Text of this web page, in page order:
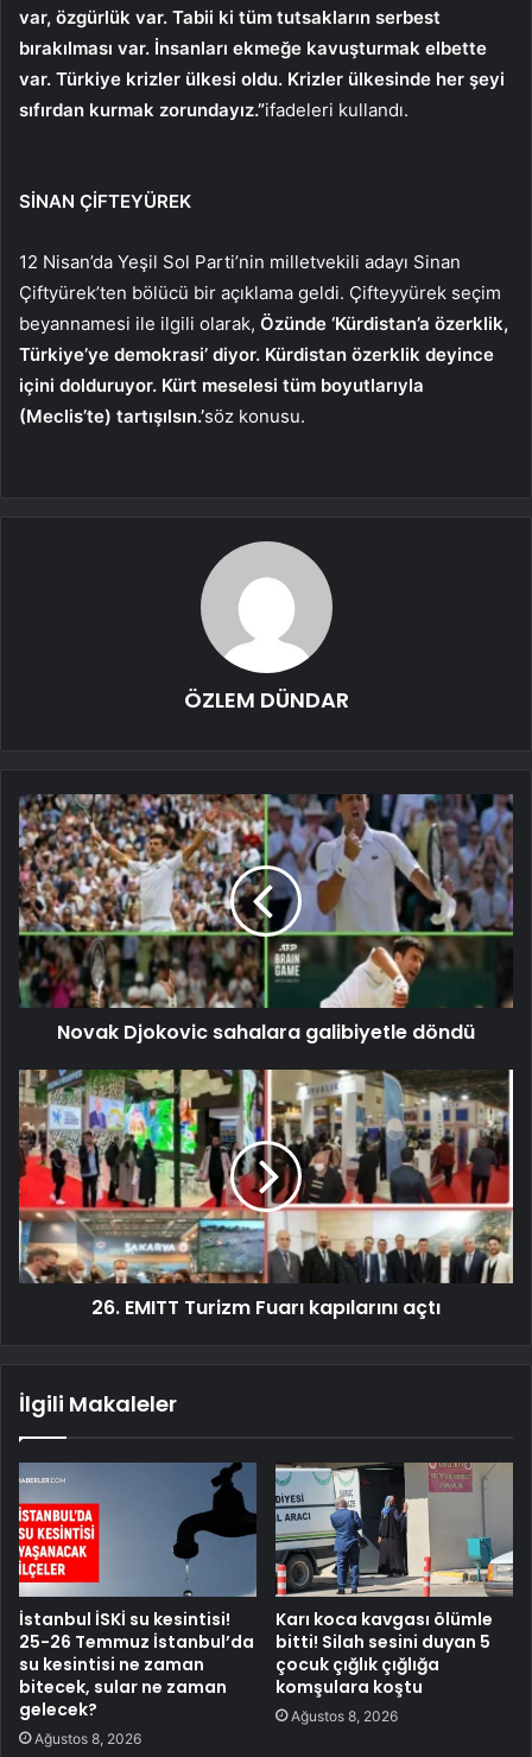
var, özgürlük var. Tabii ki tüm tutsakların serbest
bırakılması var. İnsanları ekmeğe kavuşturmak elbette
var. Türkiye krizler ülkesi oldu. Krizler ülkesinde her şeyi
sıfırdan kurmak zorundayız.”ifadeleri kullandı.
SİNAN ÇİFTEYÜREK
12 Nisan’da Yeşil Sol Parti’nin milletvekili adayı Sinan
Çiftyürek’ten bölücü bir açıklama geldi. Çifteyyürek seçim
beyannamesi ile ilgili olarak, Özünde ‘Kürdistan’a özerklik,
Türkiye’ye demokrasi’ diyor. Kürdistan özerklik deyince
içini dolduruyor. Kürt meselesi tüm boyutlarıyla
(Meclis’te) tartışılsın.’söz konusu.
ÖZLEM DÜNDAR
Novak Djokovic sahalara galibiyetle döndü
26. EMITT Turizm Fuarı kapılarını açtı
İlgili Makaleler
İstanbul İSKİ su kesintisi!
25-26 Temmuz İstanbul’da
su kesintisi ne zaman
bitecek, sular ne zaman
gelecek?
Ağustos 8, 2026
Karı koca kavgası ölümle
bitti! Silah sesini duyan 5
çocuk çığlık çığlığa
komşulara koştu
Ağustos 8, 2026